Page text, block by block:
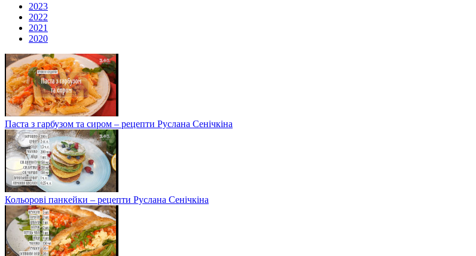
2023
2022
2021
2020
Паста з гарбузом та сиром – рецепти Руслана Сенічкіна
Кольорові панкейки – рецепти Руслана Сенічкіна